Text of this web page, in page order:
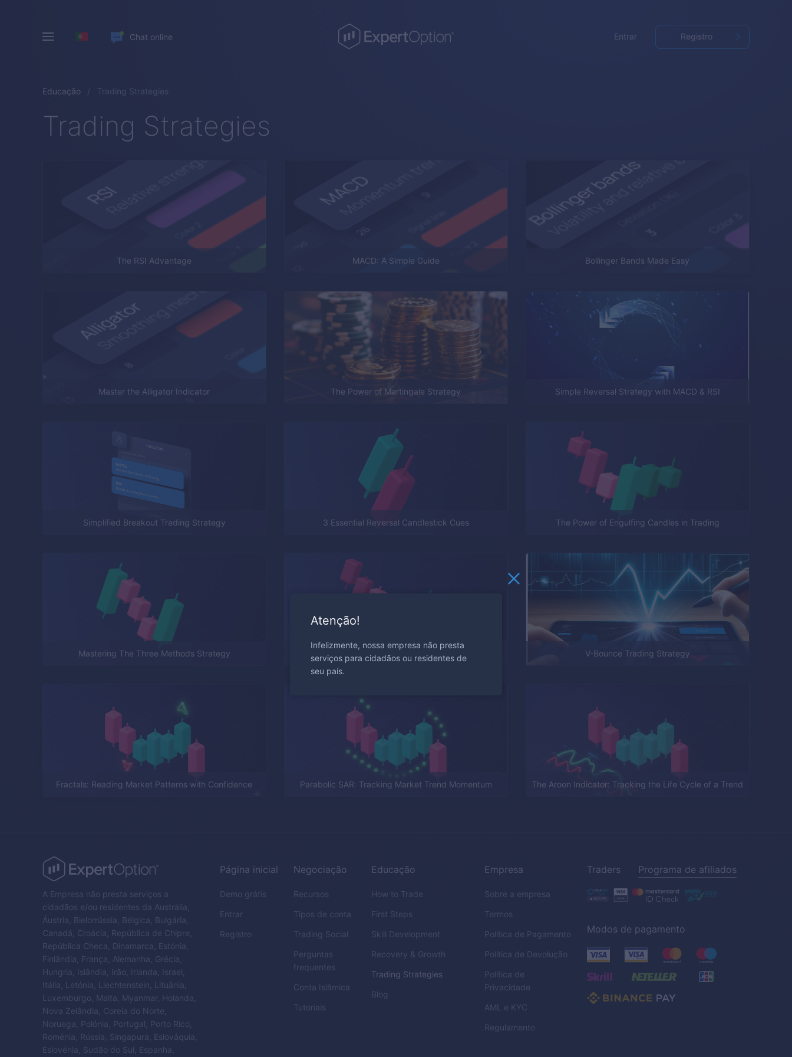
Chat online Entrar Registro
Educação Trading Strategies
Trading Strategies
The RSI Advantage MACD: A Simple Guide Bollinger Bands Made Easy
Master the Alligator Indicator The Power of Martingale Strategy Simple Reversal Strategy with MACD & RSI
Simplified Breakout Trading Strategy 3 Essential Reversal Candlestick Cues The Power of Engulfing Candles in Trading
Mastering The Three Methods Strategy Tweezers Trading Strategy V-Bounce Trading Strategy
Fractals: Reading Market Patterns with Confidence Parabolic SAR: Tracking Market Trend Momentum The Aroon Indicator: Tracking the Life Cycle of a Trend
A Empresa não presta serviços a
cidadãos e/ou residentes da Austrália,
Áustria, Bielorrússia, Bélgica, Bulgária,
Canadá, Croácia, República de Chipre,
República Checa, Dinamarca, Estónia,
Finlândia, França, Alemanha, Grécia,
Hungria, Islândia, Irão, Irlanda, Israel,
Itália, Letónia, Liechtenstein, Lituânia,
Luxemburgo, Malta, Myanmar, Holanda,
Nova Zelândia, Coreia do Norte,
Noruega, Polónia, Portugal, Porto Rico,
Roménia, Rússia, Singapura, Eslováquia,
Eslovénia, Sudão do Sul, Espanha,
Página inicial
Demo grátis
Entrar
Registro
Negociação
Recursos
Tipos de conta
Trading Social
Perguntas
frequentes
Conta Islâmica
Tutoriais
Educação
How to Trade
First Steps
Skill Development
Recovery & Growth
Trading Strategies
Blog
Empresa
Sobre a empresa
Termos
Política de Pagamento
Política de Devolução
Política de
Privacidade
AML
e KYC
Regulamento
Traders Programa de afiliados
Modos de pagamento
Atenção!
Infelizmente, nossa empresa não presta
serviços para cidadãos ou residentes de
seu país.